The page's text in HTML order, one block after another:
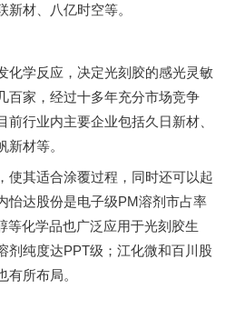
材、八亿时空等。
化学反应，决定光刻胶的感光灵敏
百家，经过十多年充分市场竞争
前行业内主要企业包括久日新材、
材等。
使其适合涂覆过程，同时还可以起
怡达股份是电子级PM溶剂市占率
等化学品也广泛应用于光刻胶生
剂纯度达PPT级；江化微和百川股
所布局。